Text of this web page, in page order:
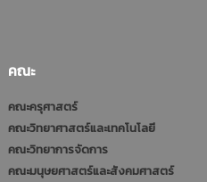
คณะ
คณะครุศาสตร์
คณะวิทยาศาสตร์และเทคโนโลยี
คณะวิทยาการจัดการ
คณะมนุษยศาสตร์และสังคมศาสตร์